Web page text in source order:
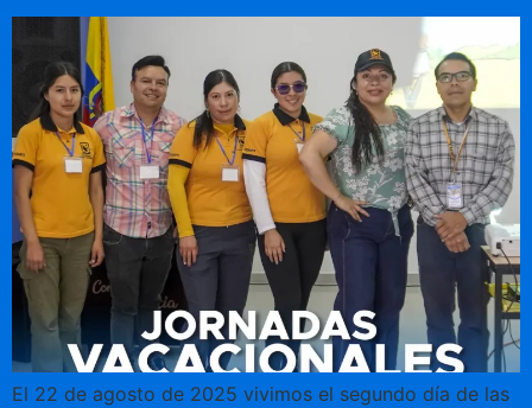
El 22 de agosto de 2025 vivimos el segundo día de las